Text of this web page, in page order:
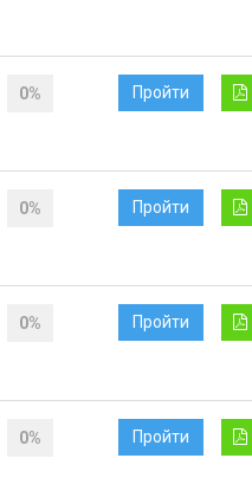
0% Пройти
0% Пройти
0% Пройти
0% Пройти